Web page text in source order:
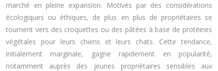
marché en pleine expansion. Motivés par des considérations
écologiques ou éthiques, de plus en plus de propriétaires se
tournent vers des croquettes ou des pâtées à base de protéines
végétales pour leurs chiens et leurs chats. Cette tendance,
initialement marginale, gagne rapidement en popularité,
notamment auprès des jeunes propriétaires sensibles aux